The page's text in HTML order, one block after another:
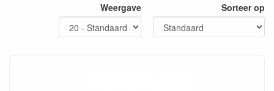
Weergave Sorteer op